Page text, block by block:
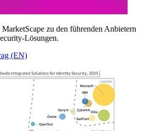
zu den führenden Anbietern
(EN)